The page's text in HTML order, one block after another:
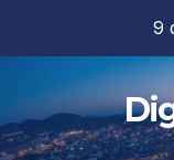
contenido
9